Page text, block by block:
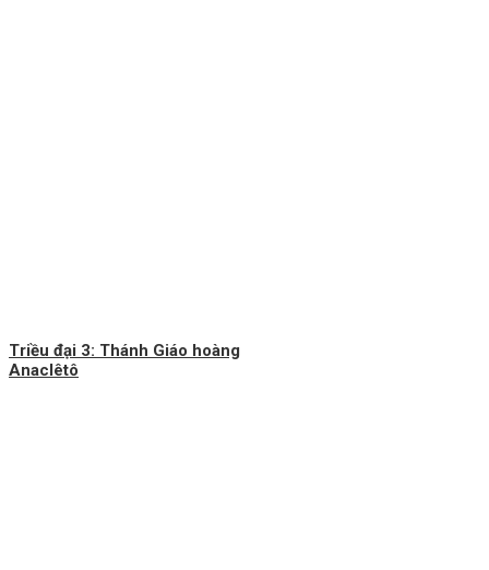
Triều đại 3: Thánh Giáo hoàng
Anaclêtô